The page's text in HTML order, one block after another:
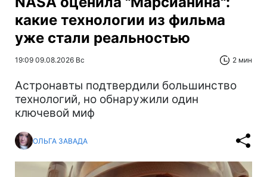
какие технологии из фильма
уже стали реальностью
19:09 09.08.2026 Вс 2 мин
Астронавты подтвердили большинство
технологий, но обнаружили один
ключевой миф
ОЛЬГА ЗАВАДА